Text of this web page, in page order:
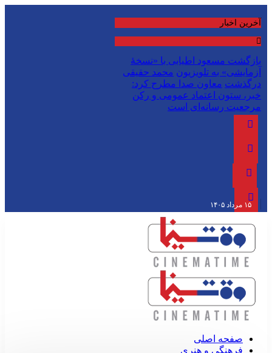
آخرین اخبار
بازگشت مسعود اطیابی با «نسخهٔ
آزمایشی» به تلویزیون محمد حقیقی
درگذشت معاون صدا مطرح کرد:
خبر، ستون اعتماد عمومی و رکن
مرجعیت رسانه‌ای است
صفحه اصلی
فرهنگی و هنری